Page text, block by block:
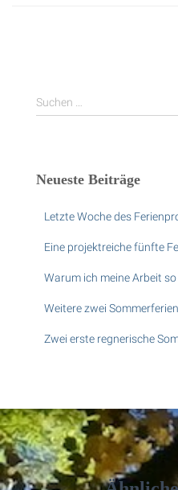
S
u
n
Suchen …
Neueste Beiträge
Letzte Woche des
Eine projektreiche fünfte
Warum ich meine Arbeit so
Weitere zwei
Zwei erste regnerische